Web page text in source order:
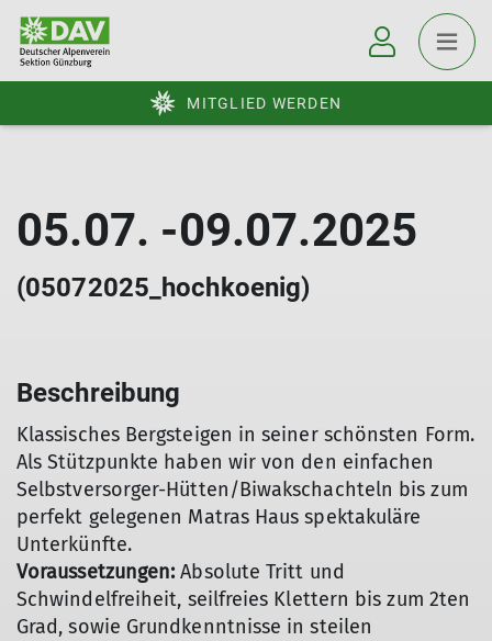
MITGLIED WERDEN
05.07. -09.07.2025
(05072025_hochkoenig)
Beschreibung
Klassisches Bergsteigen in seiner schönsten Form.
Als Stützpunkte haben wir von den einfachen
Selbstversorger-Hütten/Biwakschachteln bis zum
perfekt gelegenen Matras Haus spektakuläre
Unterkünfte.
Voraussetzungen: Absolute Tritt und
Schwindelfreiheit, seilfreies Klettern bis zum 2ten
Grad, sowie Grundkenntnisse in steilen